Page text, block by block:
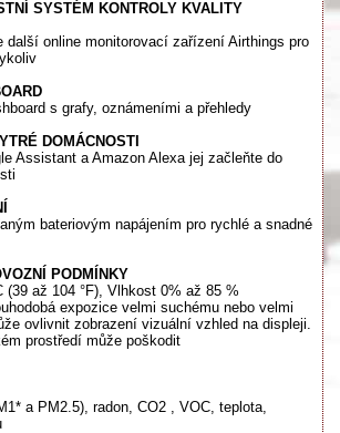
SYSTÉM KONTROLY KVALITY
další online monitorovací zařízení Airthings pro
s grafy, oznámeními a přehledy
DOMÁCNOSTI
Assistant a Amazon Alexa jej začleňte do
bateriovým napájením pro rychlé a snadné
PODMÍNKY
(39 až 104 °F), Vlhkost 0% až 85 %
expozice velmi suchému nebo velmi
ovlivnit zobrazení vizuální vzhled na displeji.
prostředí může poškodit
a PM2.5), radon, CO2 , VOC, teplota,